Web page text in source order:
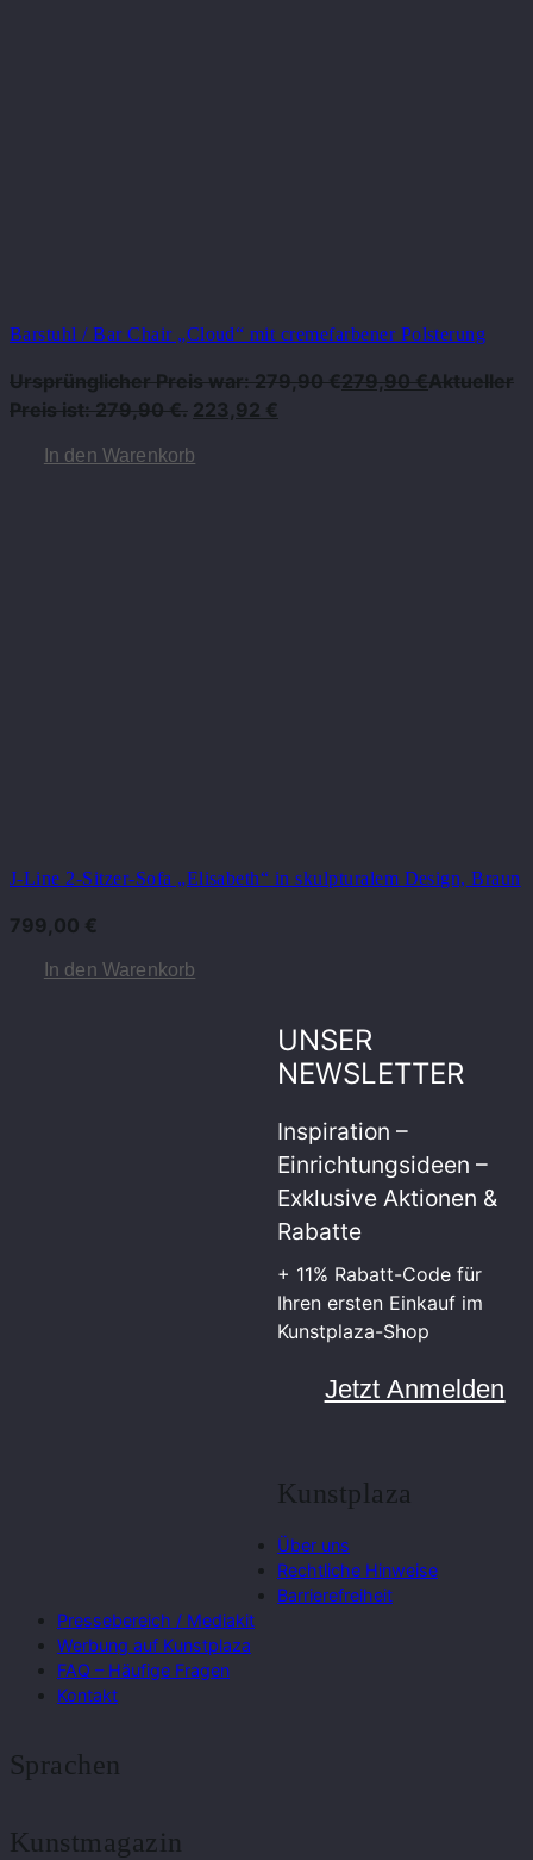
Barstuhl / Bar Chair „Cloud“ mit cremefarbener Polsterung
Ursprünglicher Preis war: 279,90 €279,90€Aktueller
Preis ist: 279,90 €. 223,92 €
In den Warenkorb
J-Line 2-Sitzer-Sofa „Elisabeth“ in skulpturalem Design, Braun
799,00 €
In den Warenkorb
UNSER
NEWSLETTER
Inspiration –
Einrichtungsideen –
Exklusive Aktionen &
Rabatte
+ 11% Rabatt-Code für
Ihren ersten Einkauf im
Kunstplaza-Shop
Jetzt Anmelden
Kunstplaza
Über uns
Rechtliche Hinweise
Barrierefreiheit
Pressebereich / Mediakit
Werbung auf Kunstplaza
FAQ – Häufige Fragen
Kontakt
Sprachen
Kunstmagazin